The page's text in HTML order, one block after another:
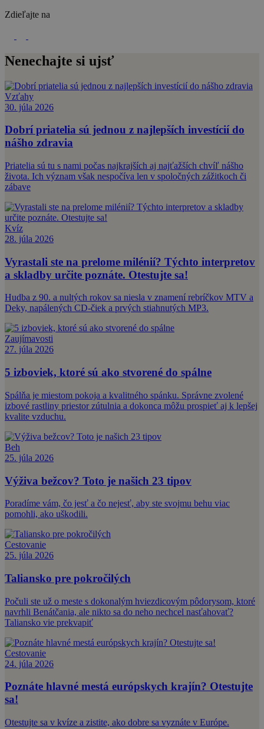
Zdieľajte na
Nenechajte si ujsť
Vzťahy
30. júla 2026
Dobrí priatelia sú jednou z najlepších investícií do
nášho zdravia
Priatelia sú tu s nami počas najkrajších aj najťažších chvíľ nášho
života. Ich význam však nespočíva len v spoločných zážitkoch či
zábave
Kvíz
28. júla 2026
Vyrastali ste na prelome milénií? Týchto interpretov
a skladby určite poznáte. Otestujte sa!
Hudba z 90. a nultých rokov sa niesla v znamení rebríčkov MTV a
Deky, napálených CD-čiek a prvých stiahnutých MP3.
Zaujímavosti
27. júla 2026
5 izboviek, ktoré sú ako stvorené do spálne
Spálňa je miestom pokoja a kvalitného spánku. Správne zvolené
izbové rastliny priestor zútulnia a dokonca môžu prospieť aj k lepšej
kvalite vzduchu.
Beh
25. júla 2026
Výživa bežcov? Toto je našich 23 tipov
Poradíme vám, čo jesť a čo nejesť, aby ste svojmu behu viac
pomohli, ako uškodili.
Cestovanie
25. júla 2026
Taliansko pre pokročilých
Počuli ste už o meste s dokonalým hviezdicovým pôdorysom, ktoré
navrhli Benátčania, ale nikto sa do neho nechcel nasťahovať?
Taliansko vie prekvapiť
Cestovanie
24. júla 2026
Poznáte hlavné mestá európskych krajín? Otestujte
sa!
Otestujte sa v kvíze a zistite, ako dobre sa vyznáte v Európe.